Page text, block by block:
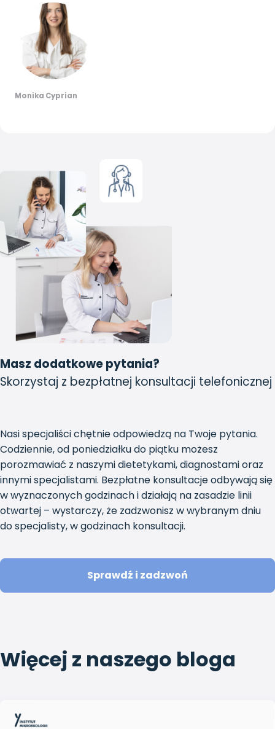
Monika Cyprian
Masz dodatkowe pytania?
Skorzystaj z bezpłatnej konsultacji telefonicznej
Nasi specjaliści chętnie odpowiedzą na Twoje pytania.
Codziennie, od poniedziałku do piątku możesz
porozmawiać z naszymi dietetykami, diagnostami oraz
innymi specjalistami. Bezpłatne konsultacje odbywają się
w wyznaczonych godzinach i działają na zasadzie linii
otwartej – wystarczy, że zadzwonisz w wybranym dniu
do specjalisty, w godzinach konsultacji.
Sprawdź i zadzwoń
Więcej z naszego bloga